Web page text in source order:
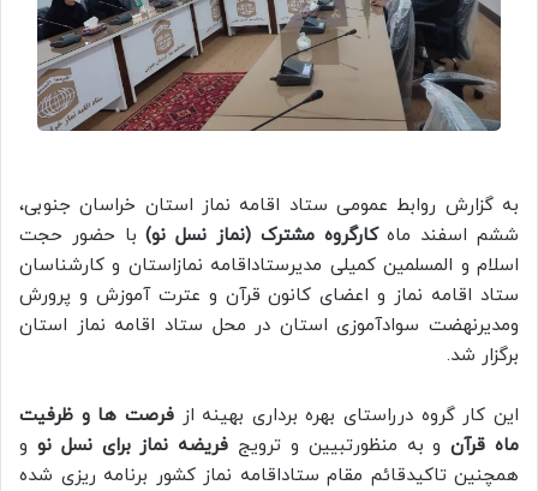
به گزارش روابط عمومی ستاد اقامه نماز استان خراسان جنوبی،
ششم اسفند ماهکارگروه مشترک (نماز نسل نو) با حضور حجت
اسلام و المسلمین کمیلی مدیرستاداقامه نمازاستان و کارشناسان
ستاد اقامه نماز و اعضای کانون قرآن و عترت آموزش و پرورش
ومدیرنهضت سوادآموزی استان در محل ستاد اقامه نماز استان
برگزار شد.
این کار گروه درراستای بهره برداری بهینه ازفرصت ها و ظرفیت
ماه قرآنو به منظورتبیین و ترویج فریضه نماز برای نسل نو و
همچنین تاکیدقائم مقام ستاداقامه نماز کشور برنامه ریزی شده